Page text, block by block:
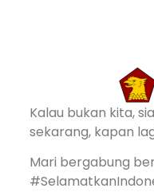
Kalau bukan kita,
sekarang, kapan
Mari bergabung